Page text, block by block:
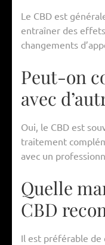
Le CBD est
entraîner des
changements
Peut-on
avec
Oui, le CBD est
traitement
avec un
Quelle
CBD
Il est préférable de